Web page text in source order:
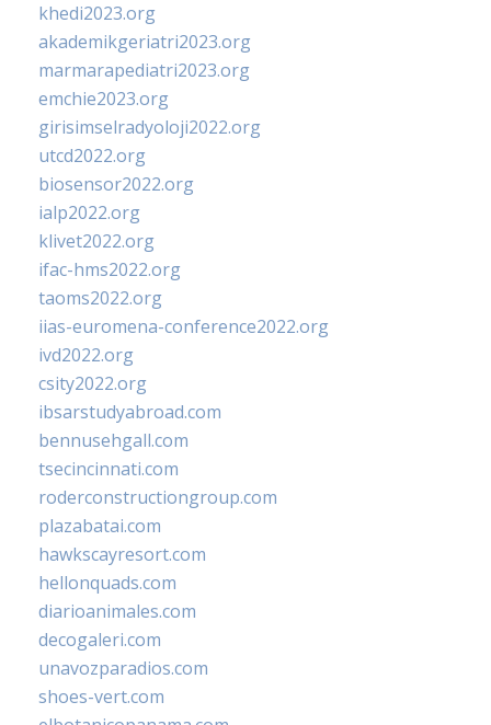
khedi2023.org
akademikgeriatri2023.org
marmarapediatri2023.org
emchie2023.org
girisimselradyoloji2022.org
utcd2022.org
biosensor2022.org
ialp2022.org
klivet2022.org
ifac-hms2022.org
taoms2022.org
iias-euromena-conference2022.org
ivd2022.org
csity2022.org
ibsarstudyabroad.com
bennusehgall.com
tsecincinnati.com
roderconstructiongroup.com
plazabatai.com
hawkscayresort.com
hellonquads.com
diarioanimales.com
decogaleri.com
unavozparadios.com
shoes-vert.com